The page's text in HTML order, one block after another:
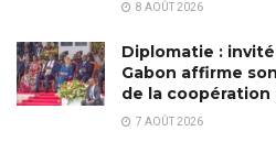
8 AOÛT 2026
Diplomatie :
Gabon affirme
de la coopération
7 AOÛT 2026